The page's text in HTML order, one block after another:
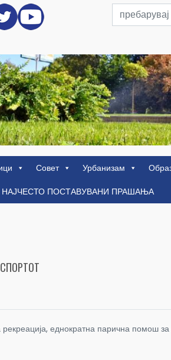
Совет Урбанизам
НАЈЧЕСТО ПОСТАВУВАНИ ПРАШАЊА
еднократна парична помош за